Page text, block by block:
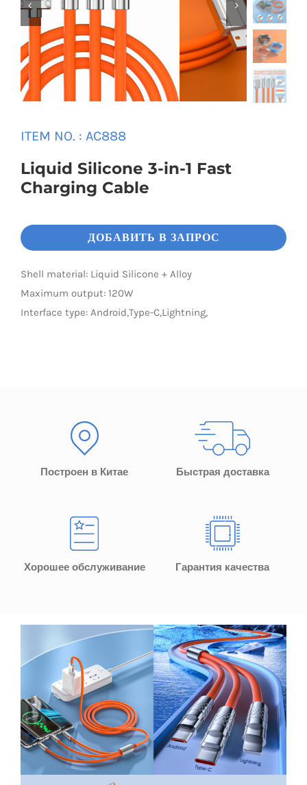
Universal Travel Adapter
Date cable
Converter adapter
Multi-Function Hub
Связаться с нами
 
ITEM NO. : AC888
Liquid Silicone 3-in-1 Fast
Charging Cable
ДОБАВИТЬ В ЗАПРОС
Shell material: Liquid Silicone + Alloy
Maximum output: 120W
Interface type: Android,Type-C,Lightning,
Построен в Китае Быстрая доставка
Хорошее обслуживание Гарантия качества